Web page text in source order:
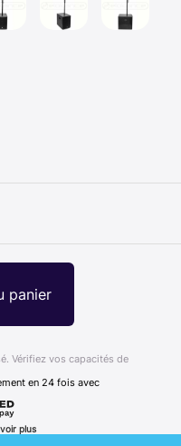
panier
en 24 fois avec
plus
Vérifiez vos capacités de